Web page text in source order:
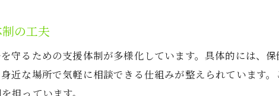
の工夫
守るための支援体制が多様化しています。具体的には、
近な場所で気軽に相談できる仕組みが整えられています
担っています。